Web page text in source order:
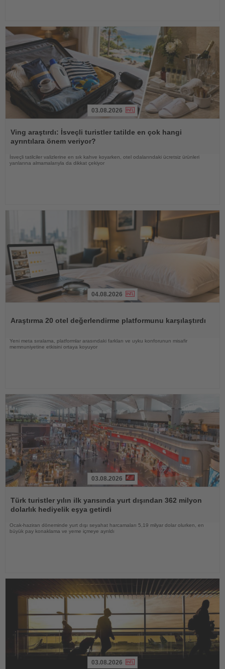
Oku
03.08.2026
Ving araştırdı: İsveçli turistler tatilde en çok hangi
ayrıntılara önem veriyor?
İsveçli tatilciler valizlerine en sık kahve koyarken, otel odalarındaki ücretsiz ürünleri
yanlarına almamalarıyla da dikkat çekiyor
04.08.2026
Araştırma 20 otel değerlendirme platformunu karşılaştırdı
Yeni meta sıralama, platformlar arasındaki farkları ve uyku konforunun misafir
memnuniyetine etkisini ortaya koyuyor
Oku
03.08.2026
Türk turistler yılın ilk yarısında yurt dışından 362 milyon
dolarlık hediyelik eşya getirdi
Ocak-haziran döneminde yurt dışı seyahat harcamaları 5,19 milyar dolar olurken, en
büyük pay konaklama ve yeme içmeye ayrıldı
03.08.2026